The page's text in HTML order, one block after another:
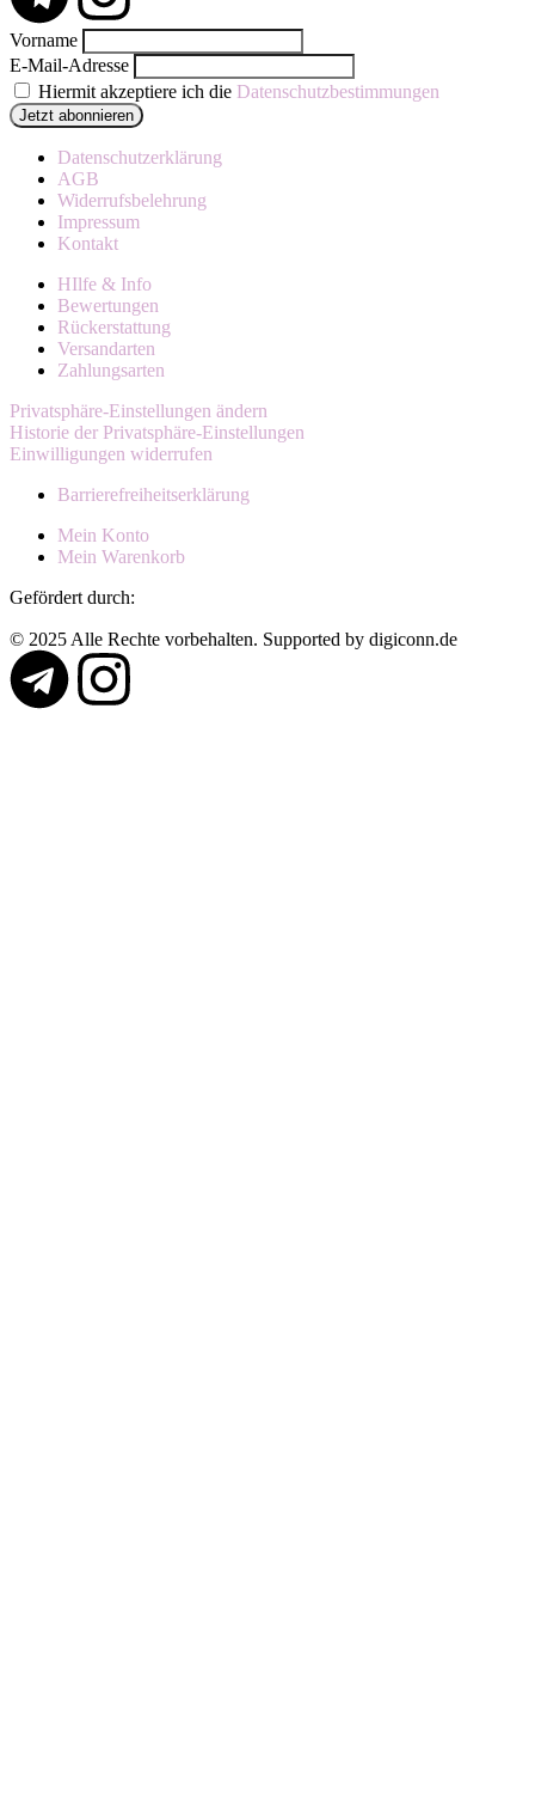
Vorname
E-Mail-Adresse
Hiermit akzeptiere ich die Datenschutzbestimmungen
Datenschutzerklärung
AGB
Widerrufsbelehrung
Impressum
Kontakt
HIlfe & Info
Bewertungen
Rückerstattung
Versandarten
Zahlungsarten
Privatsphäre-Einstellungen ändern
Historie der Privatsphäre-Einstellungen
Einwilligungen widerrufen
Barrierefreiheitserklärung
Mein Konto
Mein Warenkorb
Gefördert durch:
© 2025 Alle Rechte vorbehalten. Supported by digiconn.de